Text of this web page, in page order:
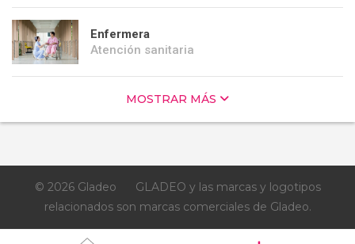
Enfermera
Atención sanitaria
MOSTRAR MÁS
© 2026 Gladeo
GLADEO y las marcas y logotipos
relacionados son marcas comerciales de Gladeo.